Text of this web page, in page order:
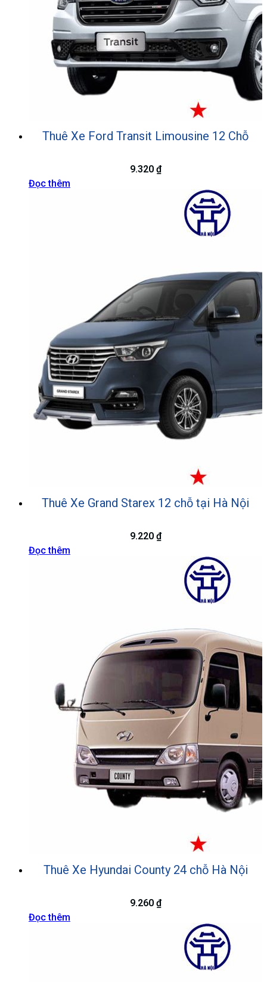
Thuê Xe Ford Transit Limousine 12 Chỗ
9.320 ₫
Đọc thêm
Thuê Xe Grand Starex 12 chỗ tại Hà Nội
9.220 ₫
Đọc thêm
Thuê Xe Hyundai County 24 chỗ Hà Nội
9.260 ₫
Đọc thêm